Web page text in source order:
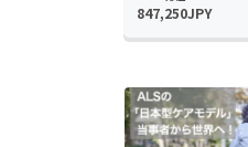
847,250JPY